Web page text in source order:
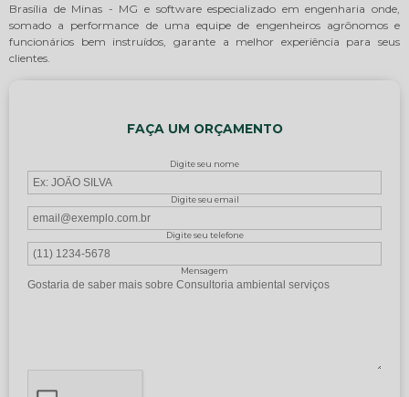
Brasília de Minas - MG e software especializado em engenharia onde,
somado a performance de uma equipe de engenheiros agrônomos e
funcionários bem instruídos, garante a melhor experiência para seus
clientes.
FAÇA UM ORÇAMENTO
Digite seu nome
Digite seu email
Digite seu telefone
Mensagem